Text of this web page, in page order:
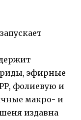
эфирные
фолиевую и
макро- и
издавна